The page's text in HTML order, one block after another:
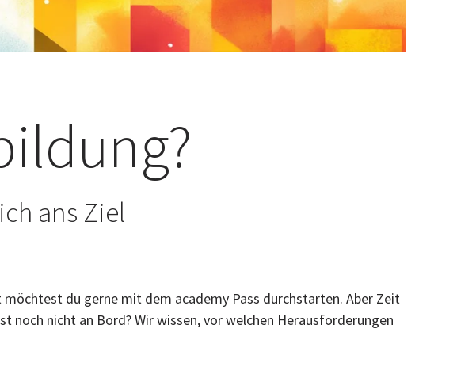
ans Ziel
du gerne mit dem academy Pass durchstarten. Aber Zeit
noch nicht an Bord? Wir wissen, vor welchen Herausforderungen